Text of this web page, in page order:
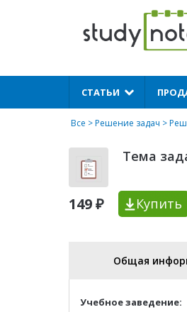
СТАТЬИ
Все >Решение задач >
Тема
149 ₽ Купить
Общая
Учебное заведение: